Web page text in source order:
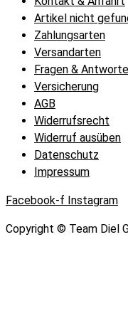
Artikel nicht
Zahlungsarten
Versandarten
Fragen &
Versicherung
AGB
Widerrufsrecht
Widerruf ausüben
Datenschutz
Impressum
Facebook-f Instagram
Copyright © Team Diel